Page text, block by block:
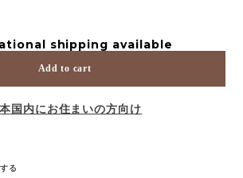
shipping available
Add to cart
国内にお住まいの方向け
る